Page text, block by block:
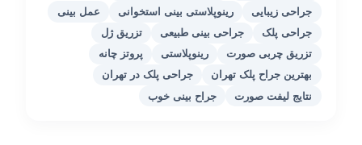
جراحی زیبایی
رینوپلاستی بینی استخوانی
عمل بینی
جراحی پلک
جراحی بینی طبیعی
تزریق ژل
تزریق چربی صورت
رینوپلاستی
پروتز چانه
بهترین جراح پلک تهران
جراحی پلک در تهران
نتایج لیفت صورت
جراح بینی خوب